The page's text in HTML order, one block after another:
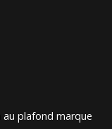
plafond marque